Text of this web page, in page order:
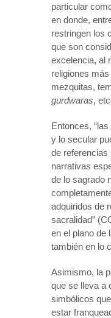
particular
en donde,
restringen los
que son
excelencia, al
religiones
mezquitas,
gurdwaras,
Entonces,
y lo secular
de
narrativas
de lo sagrado
adquiridos de
sacralidad”
en el plano de
también en lo
Asimismo, la
que se lleva a
simbólicos
estar